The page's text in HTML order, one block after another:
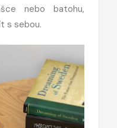
nebo batohu,
s sebou.